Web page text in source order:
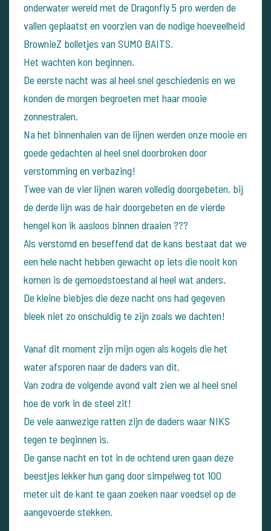
onderwater wereld met de Dragonfly 5 pro werden de
vallen geplaatst en voorzien van de nodige hoeveelheid
BrownieZ bolletjes van SUMO BAITS.
Het wachten kon beginnen.
De eerste nacht was al heel snel geschiedenis en we
konden de morgen begroeten met haar mooie
zonnestralen.
Na het binnenhalen van de lijnen werden onze mooie en
goede gedachten al heel snel doorbroken door
verstomming en verbazing!
Twee van de vier lijnen waren volledig doorgebeten, bij
de derde lijn was de hair doorgebeten en de vierde
hengel kon ik aasloos binnen draaien ???
Als verstomd en beseffend dat de kans bestaat dat we
een hele nacht hebben gewacht op iets die nooit kon
komen is de gemoedstoestand al heel wat anders.
De kleine biebjes die deze nacht ons had gegeven
bleek niet zo onschuldig te zijn zoals we dachten!
Vanaf dit moment zijn mijn ogen als kogels die het
water afsporen naar de daders van dit.
Van zodra de volgende avond valt zien we al heel snel
hoe de vork in de steel zit!
De vele aanwezige ratten zijn de daders waar NIKS
tegen te beginnen is.
De ganse nacht en tot in de ochtend uren gaan deze
beestjes lekker hun gang door simpelweg tot 100
meter uit de kant te gaan zoeken naar voedsel op de
aangevoerde stekken.